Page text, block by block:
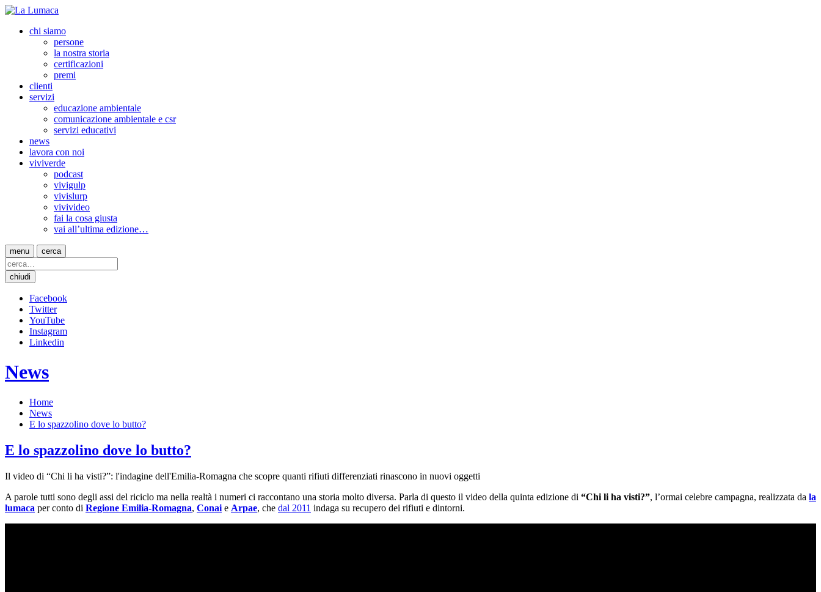
chi siamo
persone
la nostra storia
certificazioni
premi
clienti
servizi
educazione ambientale
comunicazione ambientale e csr
servizi educativi
news
lavora con noi
viviverde
podcast
vivigulp
vivislurp
vivivideo
fai la cosa giusta
vai all’ultima edizione…
menu cerca
chiudi
Facebook
Twitter
YouTube
Instagram
Linkedin
News
Home
News
E lo spazzolino dove lo butto?
E lo spazzolino dove lo butto?
Il video di “Chi li ha visti?”: l'indagine dell'Emilia-Romagna che scopre quanti rifiuti differenziati rinascono in nuovi oggetti
A parole tutti sono degli assi del riciclo ma nella realtà i numeri ci raccontano una storia molto diversa. Parla di questo il video della quinta edizione di “Chi li ha visti?”, l’ormai celebre campagna, realizzata da la
lumaca per conto di Regione Emilia-Romagna, Conai e Arpae, che dal 2011 indaga su recupero dei rifiuti e dintorni.